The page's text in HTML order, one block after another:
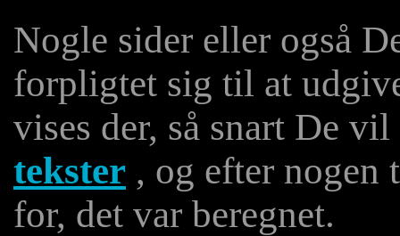
Nogle sider eller også
forpligtet sig til at
vises der, så snart De
tekster , og efter nogen
for, det var beregnet.